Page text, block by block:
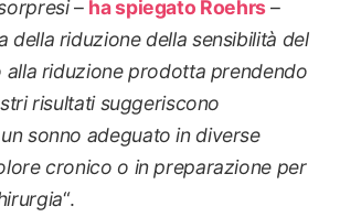
– ha spiegato Roehrs–
della riduzione della sensibilità del
riduzione prodotta prendendo
risultati suggeriscono
sonno adeguato in diverse
cronico o in preparazione per
“.